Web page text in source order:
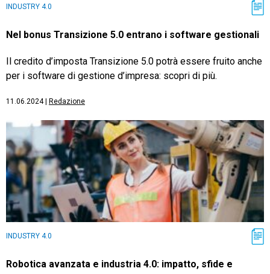
INDUSTRY 4.0
Nel bonus Transizione 5.0 entrano i software gestionali
Il credito d’imposta Transizione 5.0 potrà essere fruito anche
per i software di gestione d’impresa: scopri di più.
11.06.2024| Redazione
INDUSTRY 4.0
Robotica avanzata e industria 4.0: impatto, sfide e